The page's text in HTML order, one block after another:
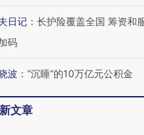
第四届链博
技“链”接产
日记 ： 长护险覆盖全国 筹资和
码
波 ： “沉睡”的10万亿元公积金
文章